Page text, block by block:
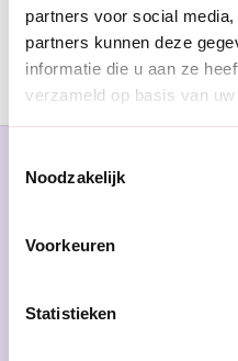
partners voor social
partners kunnen deze
informatie die u aan ze
verzameld op basis van
Noodzakelijk
Voorkeuren
Statistieken
De resultaten